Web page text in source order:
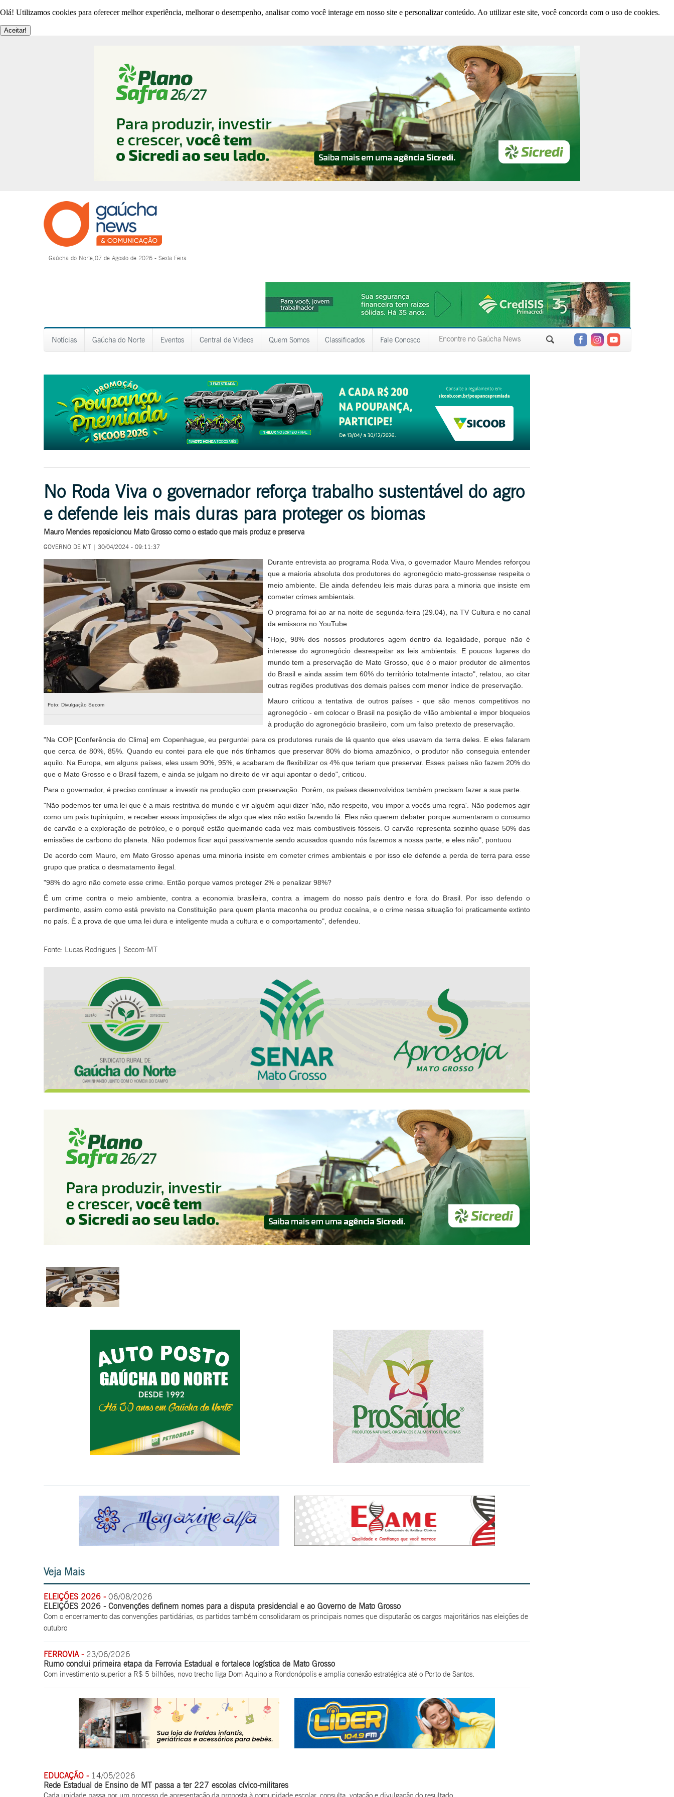
Olá! Utilizamos cookies para oferecer melhor experiência, melhorar o desempenho, analisar como você interage em nosso site e personalizar conteúdo. Ao utilizar este site, você concorda com o uso de cookies.
Aceitar!
Gaúcha do Norte,07 de Agosto de 2026 - Sexta Feira
Notícias Gaúcha do Norte Eventos Central de Videos Quem Somos Classificados Fale Conosco
No Roda Viva o governador reforça trabalho sustentável do agro
e defende leis mais duras para proteger os biomas
Mauro Mendes reposicionou Mato Grosso como o estado que mais produz e preserva
GOVERNO DE MT | 30/04/2024 - 09:11:37
Foto: Divulgação Secom
Durante entrevista ao programa Roda Viva, o governador Mauro Mendes reforçou
que a maioria absoluta dos produtores do agronegócio mato-grossense respeita o
meio ambiente. Ele ainda defendeu leis mais duras para a minoria que insiste em
cometer crimes ambientais.
O programa foi ao ar na noite de segunda-feira (29.04), na TV Cultura e no canal
da emissora no YouTube.
"Hoje, 98% dos nossos produtores agem dentro da legalidade, porque não é
interesse do agronegócio desrespeitar as leis ambientais. E poucos lugares do
mundo tem a preservação de Mato Grosso, que é o maior produtor de alimentos
do Brasil e ainda assim tem 60% do território totalmente intacto", relatou, ao citar
outras regiões produtivas dos demais países com menor índice de preservação.
Mauro criticou a tentativa de outros países - que são menos competitivos no
agronegócio - em colocar o Brasil na posição de vilão ambiental e impor bloqueios
à produção do agronegócio brasileiro, com um falso pretexto de preservação.
"Na COP [Conferência do Clima] em Copenhague, eu perguntei para os produtores rurais de lá quanto que eles usavam da terra deles. E eles falaram
que cerca de 80%, 85%. Quando eu contei para ele que nós tínhamos que preservar 80% do bioma amazônico, o produtor não conseguia entender
aquilo. Na Europa, em alguns países, eles usam 90%, 95%, e acabaram de flexibilizar os 4% que teriam que preservar. Esses países não fazem 20% do
que o Mato Grosso e o Brasil fazem, e ainda se julgam no direito de vir aqui apontar o dedo", criticou.
Para o governador, é preciso continuar a investir na produção com preservação. Porém, os países desenvolvidos também precisam fazer a sua parte.
"Não podemos ter uma lei que é a mais restritiva do mundo e vir alguém aqui dizer 'não, não respeito, vou impor a vocês uma regra'. Não podemos agir
como um país tupiniquim, e receber essas imposições de algo que eles não estão fazendo lá. Eles não querem debater porque aumentaram o consumo
de carvão e a exploração de petróleo, e o porquê estão queimando cada vez mais combustíveis fósseis. O carvão representa sozinho quase 50% das
emissões de carbono do planeta. Não podemos ficar aqui passivamente sendo acusados quando nós fazemos a nossa parte, e eles não", pontuou
De acordo com Mauro, em Mato Grosso apenas uma minoria insiste em cometer crimes ambientais e por isso ele defende a perda de terra para esse
grupo que pratica o desmatamento ilegal.
"98% do agro não comete esse crime. Então porque vamos proteger 2% e penalizar 98%?
É um crime contra o meio ambiente, contra a economia brasileira, contra a imagem do nosso país dentro e fora do Brasil. Por isso defendo o
perdimento, assim como está previsto na Constituição para quem planta maconha ou produz cocaína, e o crime nessa situação foi praticamente extinto
no país. É a prova de que uma lei dura e inteligente muda a cultura e o comportamento", defendeu.
Fonte: Lucas Rodrigues | Secom-MT
Veja Mais
ELEIÇÕES 2026 -06/08/2026
ELEIÇÕES 2026 - Convenções definem nomes para a disputa presidencial e ao Governo de Mato Grosso
Com o encerramento das convenções partidárias, os partidos também consolidaram os principais nomes que disputarão os cargos majoritários nas eleições de
outubro
FERROVIA -23/06/2026
Rumo conclui primeira etapa da Ferrovia Estadual e fortalece logística de Mato Grosso
Com investimento superior a R$ 5 bilhões, novo trecho liga Dom Aquino a Rondonópolis e amplia conexão estratégica até o Porto de Santos.
EDUCAÇÃO -14/05/2026
Rede Estadual de Ensino de MT passa a ter 227 escolas cívico-militares